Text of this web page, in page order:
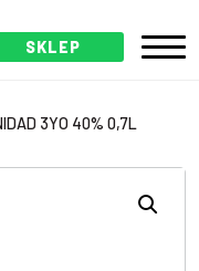
SKLEP
3YO 40% 0,7L